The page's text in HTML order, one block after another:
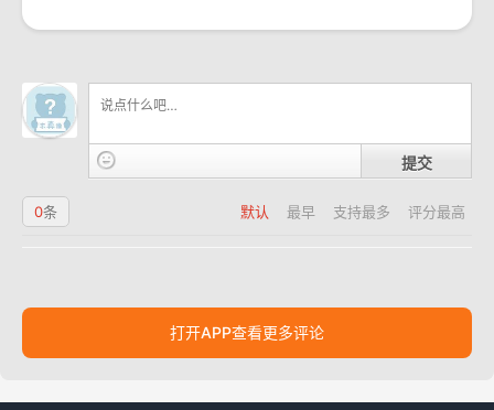
提交
默认 最早 支持最多 评分最高
0条
打开APP查看更多评论